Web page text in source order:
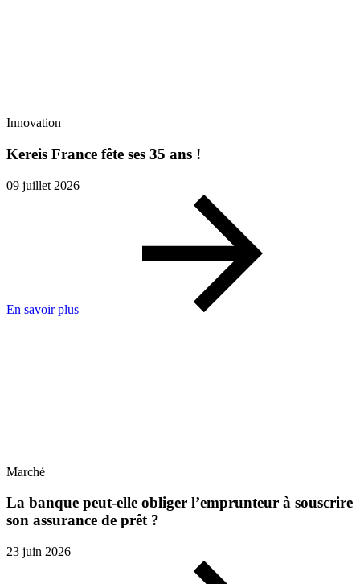
Innovation
Kereis France fête ses 35 ans !
09 juillet 2026
En savoir plus
Marché
La banque peut-elle obliger l’emprunteur à souscrire
son assurance de prêt ?
23 juin 2026